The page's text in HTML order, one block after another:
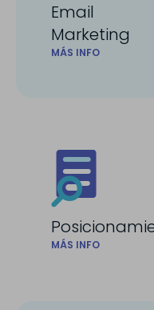
Email
Marketing
MÁS INFO
MÁS INFO